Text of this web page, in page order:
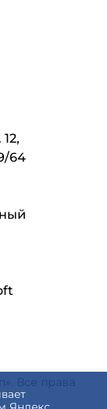
64
Все права